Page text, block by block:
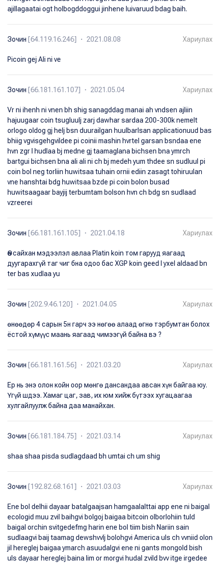
ajillagaatai ogt holbogddoggui jinhene luivaruud bdag baih.
Зочин [64.119.16.246] ・ 2021.08.08 Хариулах
Picoin gej Ali ni ve
Зочин [66.181.161.107] ・ 2021.05.04 Хариулах
Vr ni ihenh ni vnen bh shig sanagddag manai ah vndsen ajliin
hajuugaar coin tsugluulj zarj dawhar sardaa 200-300k nemelt
orlogo oldog gj helj bsn duurailgan huulbarlsan applicationuud bas
bhiig vgvisgehgvildee pi coinii mashin hvrtel garsan bsndaa ene
hvn zgr l hudlaa bj medne gj taamaglana bichsen bna ymrch
bartgui bichsen bna ali ali ni ch bj medeh yum thdee sn sudluul pi
coin bol neg torliin huwitsaa tuhain ornii ediin zasagt tohiruulan
vne hanshtai bdg huwitsaa bzde pi coin bolon busad
huwitsaagaar bayjij terbumtam bolson hvn ch bdg sn sudlaad
vzreerei
Зочин [66.181.161.105] ・ 2021.04.18 Хариулах
Өө сайхан мэдээлэл авлаа Platin koin том гарууд яагаад
дуугарахгүй таг чиг бна одоо бас XGP koin geed l yxel aldaad bn
ter bas xudlaa yu
Зочин [202.9.46.120] ・ 2021.04.05 Хариулах
өнөөдөр 4 сарын 5н гарч ээ нөгөө алаад өгнө тэрбумтан болох
ёстой хүмүүс маань яагаад чимээгүй байна вэ ?
Зочин [66.181.161.56] ・ 2021.03.20 Хариулах
Ер нь энэ олон койн оор мөнгө дансандаа авсан хүн байгаа юу.
Үгүй шдээ. Хамаг цаг, зав, их юм хийж бүтээх хугацаагаа
хулгайлуулж байна даа манайхан.
Зочин [66.181.184.75] ・ 2021.03.14 Хариулах
shaa shaa pisda sudlagdaad bh umtai ch um shig
Зочин [192.82.68.161] ・ 2021.03.03 Хариулах
Ene bol delhii dayaar batalgaajsan hamgaalalttai app ene ni baigal
ecologid muu zvil baihgvi bolgoj baigaa bitcoin olborlohiin tuld
baigal orchin svitgedefmg harin ene bol tiim bish Nariin sain
sudlaagvi baij taamag dewshvvlj bolohgvi America uls ch vvniid olon
jil hereglej baigaa ymarch asuudalgvi ene ni gants mongold bish
uls dayaar hereglej baina Iim or morgvi hudal zvild bvv itge irgedee